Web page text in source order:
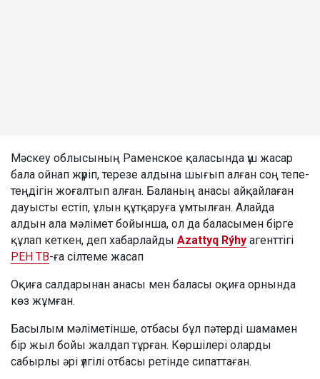
Мәскеу облысының Раменское қаласында үш жасар
бала ойнап жүріп, терезе алдына шығып алған соң тепе-
теңдігін жоғалтып алған. Баланың анасы айқайлаған
дауысты естіп, ұлын құтқаруға ұмтылған. Алайда
алдын ала мәлімет бойынша, ол да баласымен бірге
құлап кеткен, деп хабарлайды Azattyq Rýhy агенттігі
РЕН ТВ-ға сілтеме жасап
Оқиға салдарынан анасы мен баласы оқиға орнында
көз жұмған.
Басылым мәліметінше, отбасы бұл пәтерді шамамен
бір жыл бойы жалдап тұрған. Көршілері оларды
сабырлы әрі үлгілі отбасы ретінде сипаттаған.